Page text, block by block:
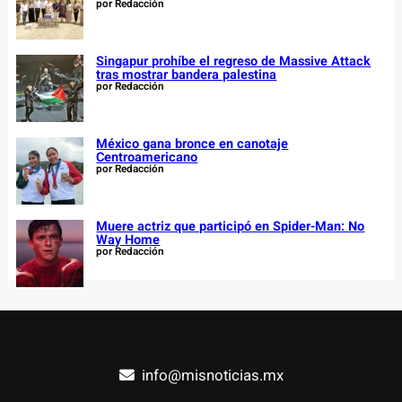
por Redacción
Singapur prohíbe el regreso de Massive Attack
tras mostrar bandera palestina
por Redacción
México gana bronce en canotaje
Centroamericano
por Redacción
Muere actriz que participó en Spider-Man: No
Way Home
por Redacción
info@misnoticias.mx